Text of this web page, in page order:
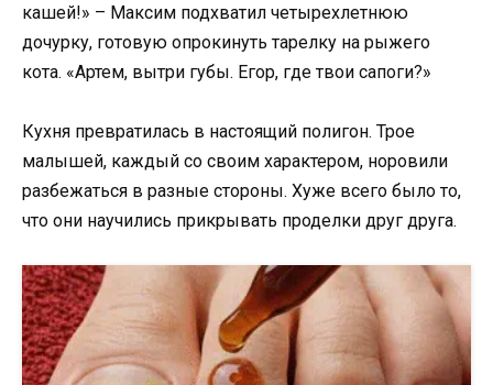
кашей!» – Максим подхватил четырехлетнюю
дочурку, готовую опрокинуть тарелку на рыжего
кота. «Артем, вытри губы. Егор, где твои сапоги?»
Кухня превратилась в настоящий полигон. Трое
малышей, каждый со своим характером, норовили
разбежаться в разные стороны. Хуже всего было то,
что они научились прикрывать проделки друг друга.